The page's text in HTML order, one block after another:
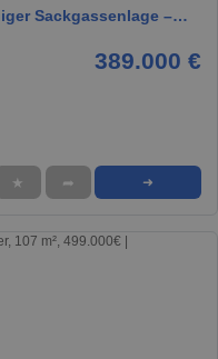
Sackgassenlage –…
389.000 €
★ ➦ ➜